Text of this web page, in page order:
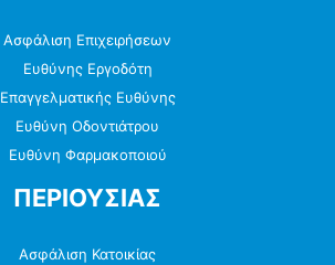
Ασφάλιση Επιχειρήσεων
Ευθύνης Εργοδότη
Επαγγελματικής Ευθύνης
Ευθύνη Οδοντιάτρου
Ευθύνη Φαρμακοποιού
ΠΕΡΙΟΥΣΙΑΣ
Ασφάλιση Κατοικίας